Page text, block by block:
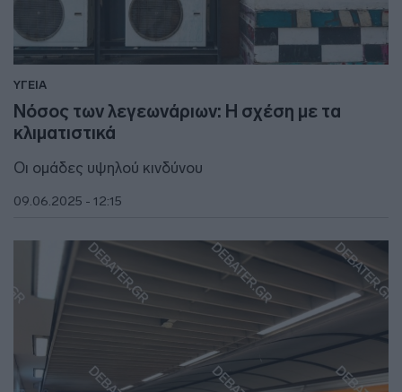
ΥΓΕΙΑ
Νόσος των λεγεωνάριων: Η σχέση με τα
κλιματιστικά
Οι ομάδες υψηλού κινδύνου
09.06.2025 - 12:15